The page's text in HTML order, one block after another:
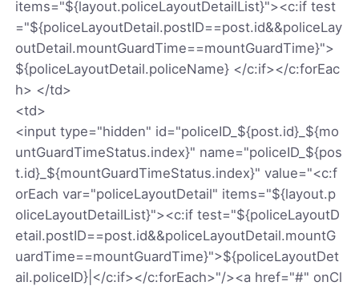
items="${layout.policeLayoutDetailList}"><c:if test
="${policeLayoutDetail.postID==post.id&&policeLay
outDetail.mountGuardTime==mountGuardTime}">
${policeLayoutDetail.policeName} </c:if></c:forEac
h> </td>
<td>
<input type="hidden" id="policeID_${post.id}_${mo
untGuardTimeStatus.index}" name="policeID_${pos
t.id}_${mountGuardTimeStatus.index}" value="<c:f
orEach var="policeLayoutDetail" items="${layout.p
oliceLayoutDetailList}"><c:if test="${policeLayoutD
etail.postID==post.id&&policeLayoutDetail.mountG
uardTime==mountGuardTime}">${policeLayoutDet
ail.policeID}|</c:if></c:forEach>"/><a href="#" onCl